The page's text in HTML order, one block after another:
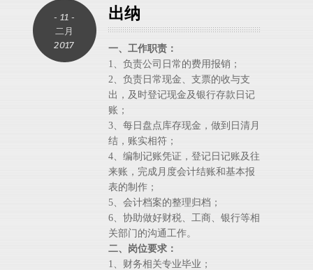
- 11 -
二月
2017
出纳
一、工作职责：
1 、负责公司日常的费用报销；
2、负责日常现金、支票的收与支
出，及时登记现金及银行存款日记
账；
3、每日盘点库存现金，做到日清月
结，账实相符；
4、编制记账凭证，登记日记账及往
来账，完成月度会计结账和基本报
表的制作；
5、会计档案的整理归档；
6、协助做好财税、工商、银行等相
关部门的沟通工作。
二、岗位要求：
1 、财务相关专业毕业；